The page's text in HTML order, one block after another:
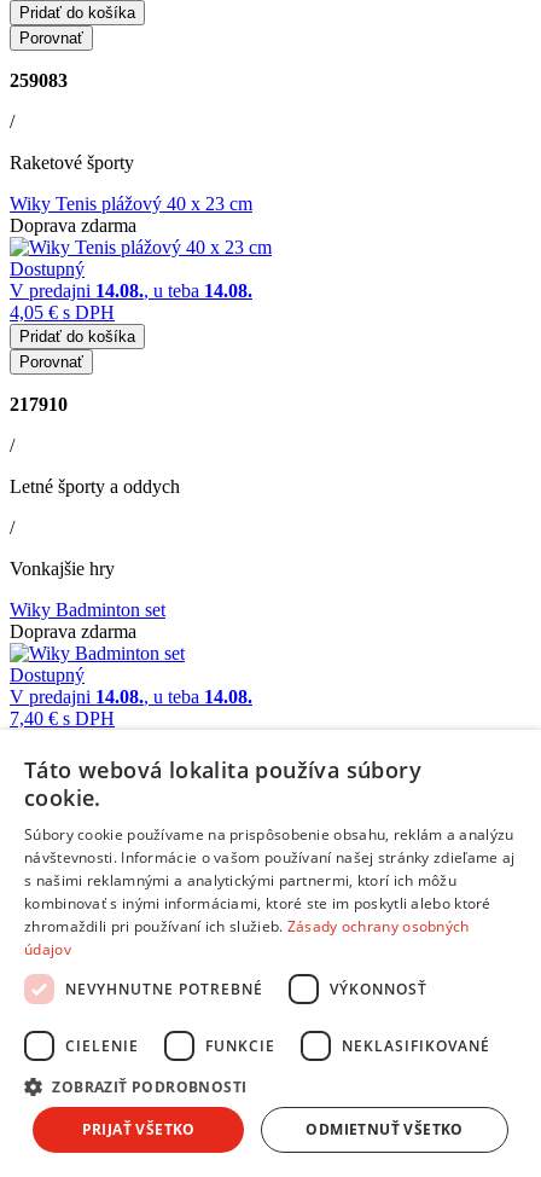
Pridať do košíka
Porovnať
259083
/
Raketové športy
Wiky Tenis plážový 40 x 23 cm
Doprava zdarma
Dostupný
V predajni 14.08., u teba 14.08.
4,05 € s DPH
Pridať do košíka
Porovnať
217910
/
Letné športy a oddych
/
Vonkajšie hry
Wiky Badminton set
Doprava zdarma
Dostupný
V predajni 14.08., u teba 14.08.
7,40 € s DPH
Porovnať
259241
Raketové športy
Wiky Chytacia hra set pre 2 hráčov
Doprava zdarma
Dostupný
9,26 € s DPH
Pridať do košíka
Porovnať
Informácie a kontakty
Informácie a kontakty
Táto webová lokalita používa súbory
cookie.
Súbory cookie používame na prispôsobenie obsahu, reklám a analýzu
návštevnosti. Informácie o vašom používaní našej stránky zdieľame aj
s našimi reklamnými a analytickými partnermi, ktorí ich môžu
kombinovať s inými informáciami, ktoré ste im poskytli alebo ktoré
zhromaždili pri používaní ich služieb. Zásady ochrany osobných
údajov
NEVYHNUTNE POTREBNÉ
VÝKONNOSŤ
CIELENIE FUNKCIE NEKLASIFIKOVANÉ
ZOBRAZIŤ PODROBNOSTI
PRIJAŤ VŠETKO ODMIETNUŤ VŠETKO